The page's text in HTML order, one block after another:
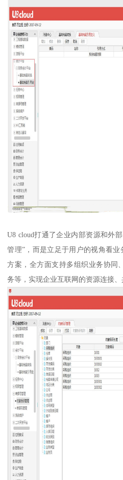
U8 cloud打通了企业内部资源和外
管理”，而是立足于用户的视角看
方案，全方面支持多组织业务协同
务等，实现企业互联网的资源连接、